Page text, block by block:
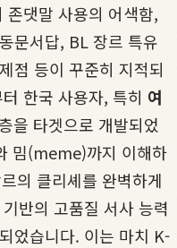
존댓말 사용의 어색함,
문서답, BL 장르 특유
점 등이 꾸준히 지적되
한국 사용자, 특히 여
을 타겟으로 개발되었
밈(meme)까지 이해하
의 클리셰를 완벽하게
반의 고품질 서사 능력
었습니다. 이는 마치 K-